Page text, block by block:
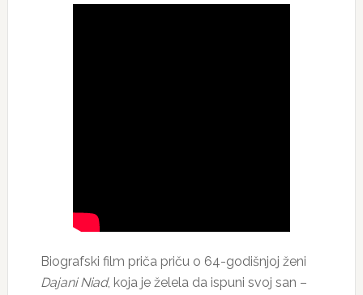
Biografski film priča priču o 64-godišnjoj ženi
Dajani Niad, koja je želela da ispuni svoj san –